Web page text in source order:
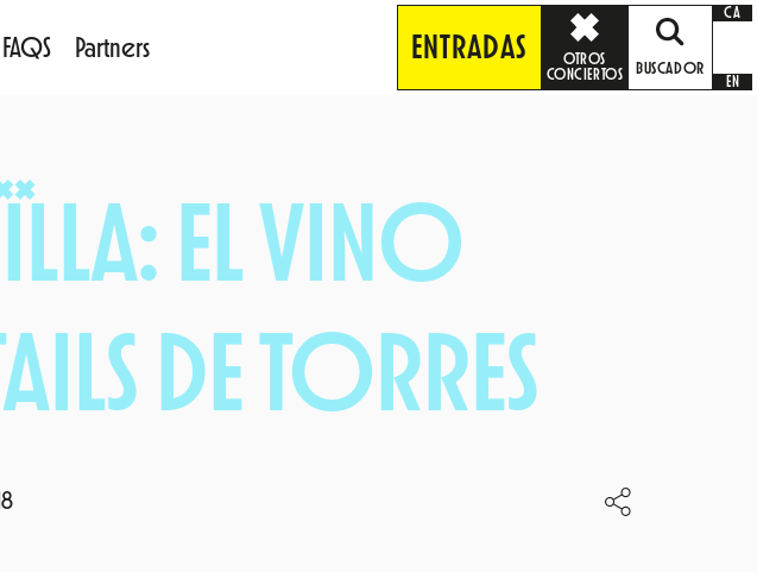
FAQS Partners ENTRADAS
OTROS
CONCIERTOS
BUSCADOR
CA
EN
EL VINO
DE TORRES